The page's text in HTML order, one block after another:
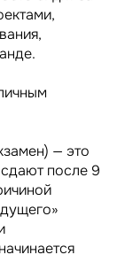
— это
после 9